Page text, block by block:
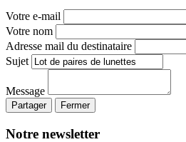
Votre e-mail
Votre nom
Adresse mail du destinataire
Sujet
Message
Partager Fermer
Notre newsletter